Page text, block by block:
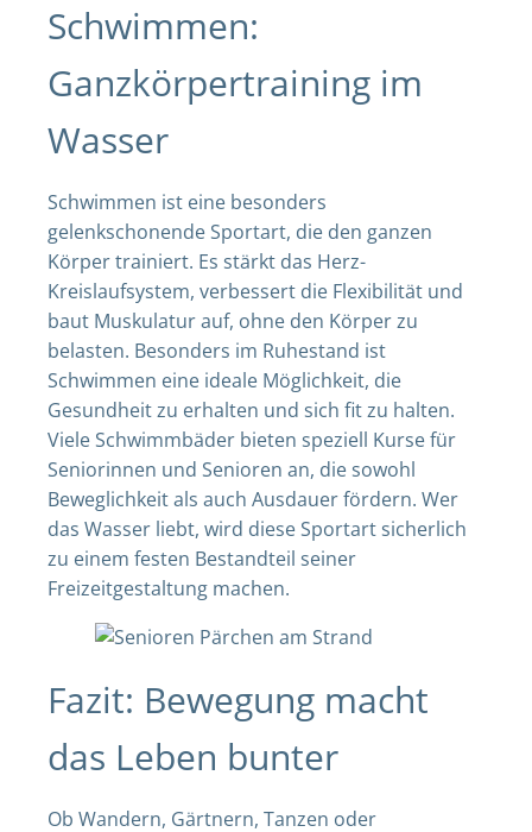
Schwimmen:
Ganzkörpertraining im
Wasser
Schwimmen ist eine besonders
gelenkschonende Sportart, die den ganzen
Körper trainiert. Es stärkt das Herz-
Kreislaufsystem, verbessert die Flexibilität und
baut Muskulatur auf, ohne den Körper zu
belasten. Besonders im Ruhestand ist
Schwimmen eine ideale Möglichkeit, die
Gesundheit zu erhalten und sich fit zu halten.
Viele Schwimmbäder bieten speziell Kurse für
Seniorinnen und Senioren an, die sowohl
Beweglichkeit als auch Ausdauer fördern. Wer
das Wasser liebt, wird diese Sportart sicherlich
zu einem festen Bestandteil seiner
Freizeitgestaltung machen.
Fazit: Bewegung macht
das Leben bunter
Ob Wandern, Gärtnern, Tanzen oder